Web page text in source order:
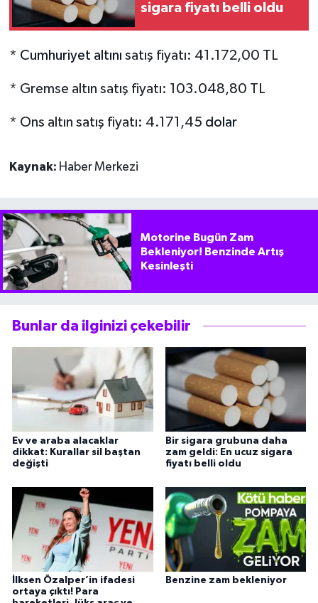
sigara fiyatı belli oldu
* Cumhuriyet altını satış fiyatı: 41.172,00 TL
* Gremse altın satış fiyatı: 103.048,80 TL
* Ons altın satış fiyatı: 4.171,45 dolar
Kaynak: Haber Merkezi
Motorine Bugün Zam
Bekleniyor! Benzinde Artış
Kesinleşti
Bunlar da ilginizi çekebilir
Ev ve araba alacaklar
dikkat: Kurallar sil baştan
değişti
Bir sigara grubuna daha
zam geldi: En ucuz sigara
fiyatı belli oldu
İlksen Özalper’in ifadesi
ortaya çıktı! Para
Benzine zam bekleniyor